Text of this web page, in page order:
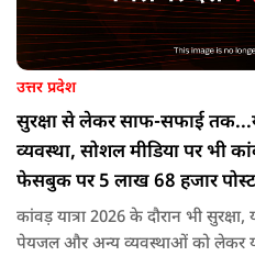
उत्तर प्रदेश
सुरक्षा से लेकर साफ-सफाई
व्यवस्था, सोशल मीडिया पर भी
फेसबुक पर 5 लाख 68 हजार पोस्ट
कांवड़ यात्रा 2026 के दौरान भी
पेयजल और अन्य व्यवस्थाओं को लेकर